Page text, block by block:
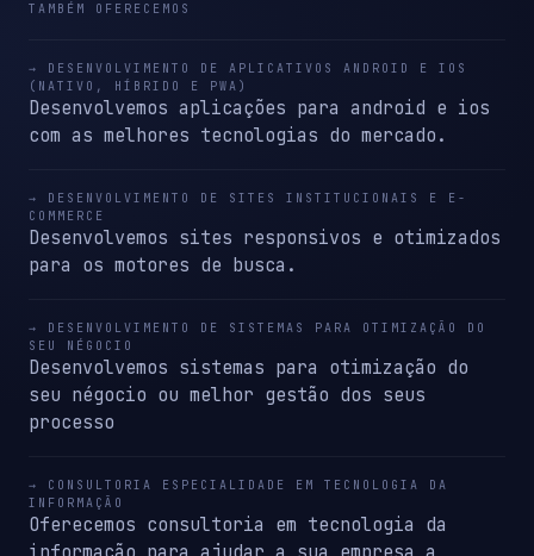
TAMBÉM OFERECEMOS
→ DESENVOLVIMENTO DE APLICATIVOS ANDROID E IOS
(NATIVO, HÍBRIDO E PWA)
Desenvolvemos aplicações para android e ios
com as melhores tecnologias do mercado.
→ DESENVOLVIMENTO DE SITES INSTITUCIONAIS E E-
COMMERCE
Desenvolvemos sites responsivos e otimizados
para os motores de busca.
→ DESENVOLVIMENTO DE SISTEMAS PARA OTIMIZAÇÃO DO
SEU NÉGOCIO
Desenvolvemos sistemas para otimização do
seu négocio ou melhor gestão dos seus
processo
→ CONSULTORIA ESPECIALIDADE EM TECNOLOGIA DA
INFORMAÇÃO
Oferecemos consultoria em tecnologia da